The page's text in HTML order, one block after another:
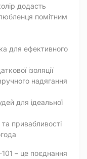
додасть
помітним
для ефективного
ізоляції
надягання
для ідеальної
привабливості
– це поєднання